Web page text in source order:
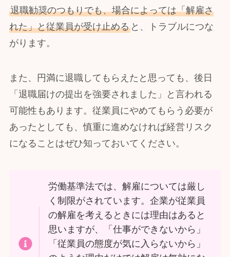
退職勧奨のつもりでも、場合によっては「解雇さ
れた」と従業員が受け止めると、トラブルにつな
がります。
また、円満に退職してもらえたと思っても、後日
「退職届けの提出を強要されました」と言われる
可能性もあります。従業員にやめてもらう必要が
あったとしても、慎重に進めなければ経営リスク
になることはぜひ知っておいてください。
労働基準法では、解雇については厳し
く制限がされています。企業が従業員
の解雇を考えるときには理由はあると
思いますが、「仕事ができないから」
「従業員の態度が気に入らないから」